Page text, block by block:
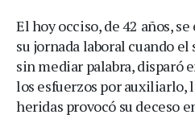
El hoy occiso, de 42 años,
su jornada laboral cuando
sin mediar palabra, disparó
los esfuerzos por auxiliarlo,
heridas provocó su deceso